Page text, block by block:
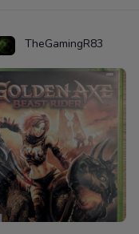
TheGamingR83